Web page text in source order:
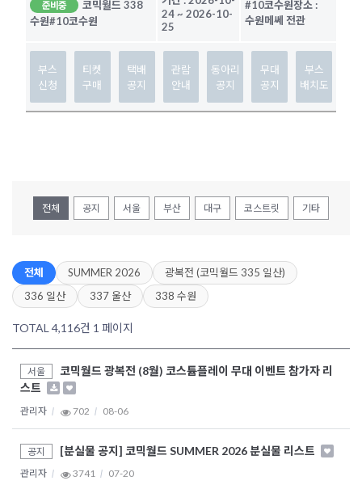
준비중
코믹월드 338
수원#10코수원
24~ 2026-10-
25
#10코수원장소 :
수원메쎄 전관
부스
신청
티켓
구매
택배
공지
관람
안내
동아리
공지
무대
공지
부스
배치도
전체 공지 서울 부산 대구 코스트릿 기타
전체 SUMMER 2026
광복전 (코믹월드 335 일산)
336 일산
337 울산 338 수원
TOTAL 4,116건 1 페이지
서울
코믹월드 광복전 (8월) 코스튬플레이 무대 이벤트 참가자 리
스트
관리자 702 08-06
공지 [분실물 공지] 코믹월드 SUMMER 2026 분실물 리스트
관리자 3741 07-20